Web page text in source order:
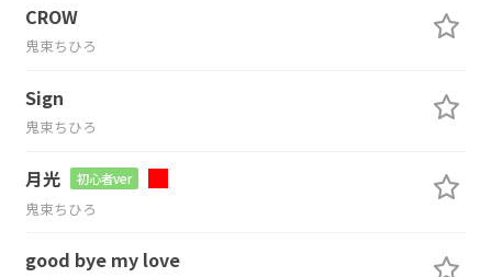
CROW
鬼束ちひろ
Sign
鬼束ちひろ
月光 初心者ver
鬼束ちひろ
good bye my love